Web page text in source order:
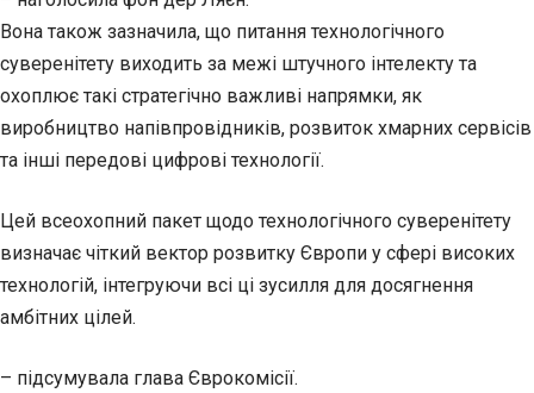
Вона також зазначила, що питання технологічного
суверенітету виходить за межі штучного інтелекту та
охоплює такі стратегічно важливі напрямки, як
виробництво напівпровідників, розвиток хмарних сервісів
та інші передові цифрові технології.
Цей всеохопний пакет щодо технологічного суверенітету
визначає чіткий вектор розвитку Європи у сфері високих
технологій, інтегруючи всі ці зусилля для досягнення
амбітних цілей.
– підсумувала глава Єврокомісії.